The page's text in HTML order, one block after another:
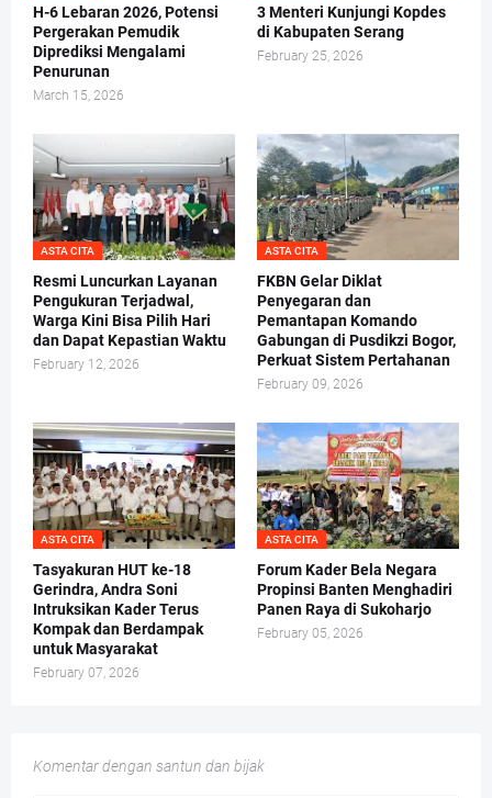
H-6 Lebaran 2026, Potensi
Pergerakan Pemudik
Diprediksi Mengalami
Penurunan
March 15, 2026
3 Menteri Kunjungi Kopdes
di Kabupaten Serang
February 25, 2026
ASTA CITA
Resmi Luncurkan Layanan
Pengukuran Terjadwal,
Warga Kini Bisa Pilih Hari
dan Dapat Kepastian Waktu
February 12, 2026
ASTA CITA
FKBN Gelar Diklat
Penyegaran dan
Pemantapan Komando
Gabungan di Pusdikzi Bogor,
Perkuat Sistem Pertahanan
February 09, 2026
ASTA CITA
Tasyakuran HUT ke-18
Gerindra, Andra Soni
Intruksikan Kader Terus
Kompak dan Berdampak
untuk Masyarakat
February 07, 2026
ASTA CITA
Forum Kader Bela Negara
Propinsi Banten Menghadiri
Panen Raya di Sukoharjo
February 05, 2026
Komentar dengan santun dan bijak